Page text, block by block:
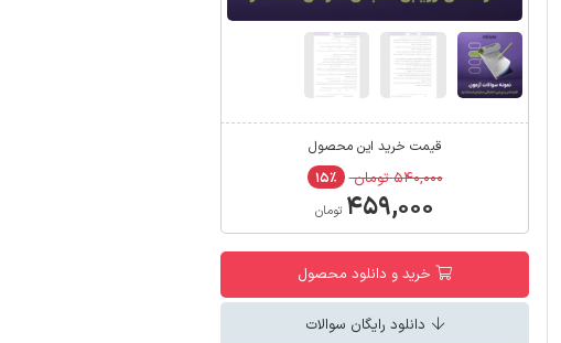
قیمت خرید این محصول
۵۴۰,۰۰۰ تومان ۱۵٪
۴۵۹,۰۰۰ تومان
خرید و دانلود محصول
دانلود رایگان سوالات